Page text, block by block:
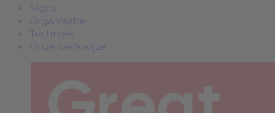
Mens
Organisatie
Techniek
Onze werkwijze